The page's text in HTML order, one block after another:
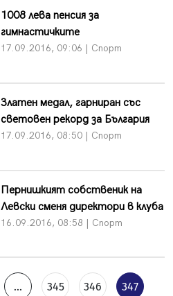
1008 лева пенсия за
гимнастичките
17.09.2016, 09:06 | Спорт
Златен медал, гарниран със
световен рекорд за България
17.09.2016, 08:50 | Спорт
Пернишкият собственик на
Левски сменя директори в клуба
16.09.2016, 08:58 | Спорт
... 345 346 347